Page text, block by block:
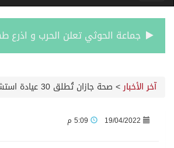
آخر الأخبار> صحة جازان تُطلق 30 عيادة استشارية بالمراكز الصحية
19/04/2022